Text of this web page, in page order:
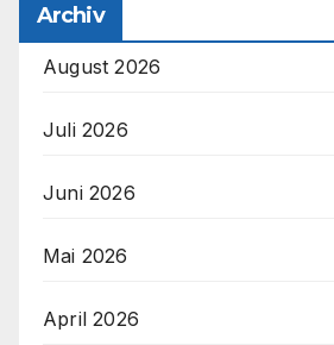
Archiv
August 2026
Juli 2026
Juni 2026
Mai 2026
April 2026